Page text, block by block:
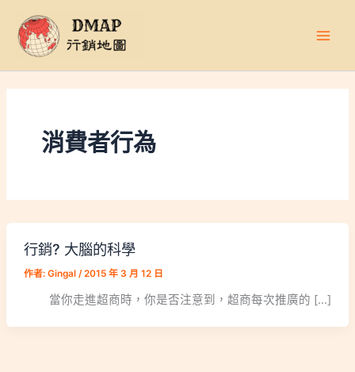
消費者行為
行銷? 大腦的科學
作者: Gingal /2015 年 3 月 12 日
當你走進超商時，你是否注意到，超商每次推廣的 […]